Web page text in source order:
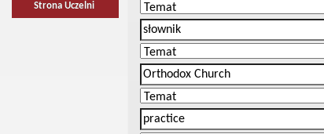
Strona Uczelni